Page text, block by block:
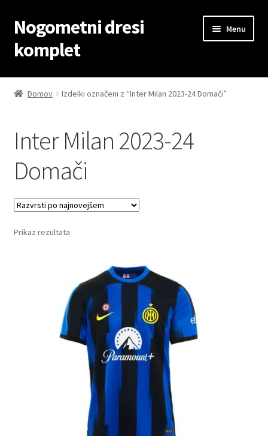
Skip
to
navigation
Skip
to
content
Nogometni dresi
komplet
Menu
Domov
Kontaktiraj nas
Košarica
Moj račun
Trgovina
Domov Izdelki označeni z “Inter Milan 2023-24 Domači”
Inter Milan 2023-24
Domači
Prikaz rezultata